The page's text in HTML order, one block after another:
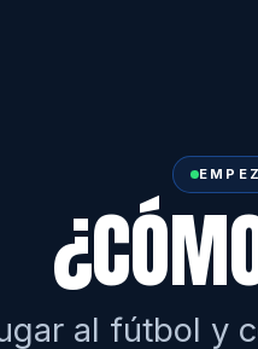
al fútbol y